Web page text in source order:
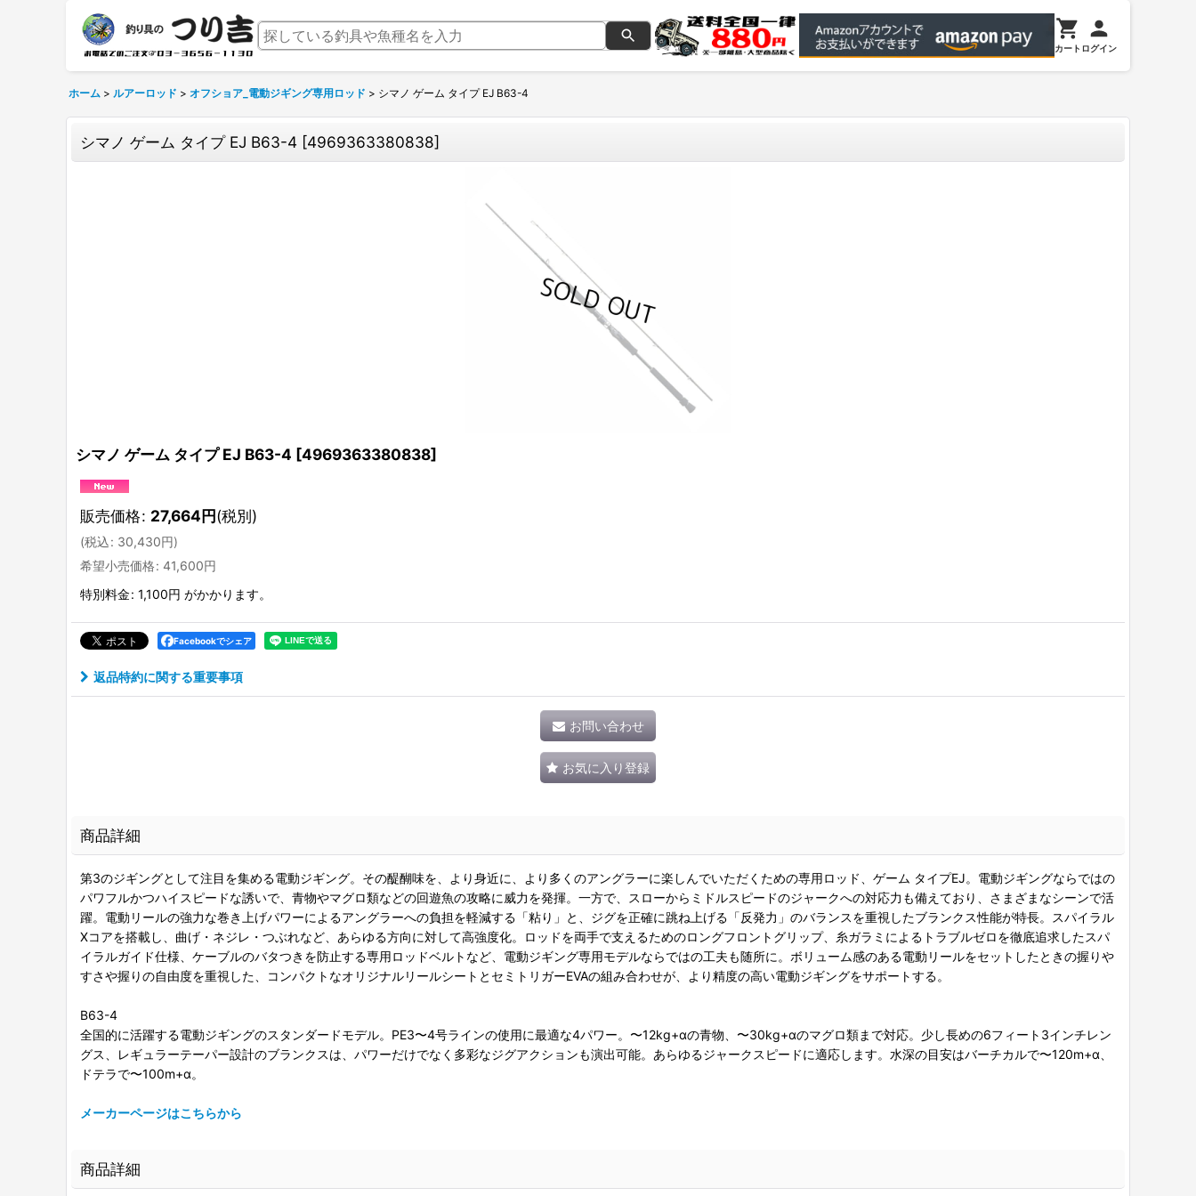
カート ログイン
ホーム > ルアーロッド > オフショア_電動ジギング専用ロッド > シマノ ゲーム タイプ EJ B63-4
シマノ ゲーム タイプ EJ B63-4 [4969363380838]
シマノ ゲーム タイプ EJ B63-4 [4969363380838]
販売価格: 27,664円(税別)
(税込: 30,430円)
希望小売価格: 41,600円
特別料金: 1,100円 がかかります。
Facebookでシェア
返品特約に関する重要事項
お問い合わせ
お気に入り登録
商品詳細
第3のジギングとして注目を集める電動ジギング。その醍醐味を、より身近に、より多くのアングラーに楽しんでいただくための専用ロッド、ゲーム タイプEJ。電動ジギングならではの
パワフルかつハイスピードな誘いで、青物やマグロ類などの回遊魚の攻略に威力を発揮。一方で、スローからミドルスピードのジャークへの対応力も備えており、さまざまなシーンで活
躍。電動リールの強力な巻き上げパワーによるアングラーへの負担を軽減する「粘り」と、ジグを正確に跳ね上げる「反発力」のバランスを重視したブランクス性能が特長。スパイラル
Xコアを搭載し、曲げ・ネジレ・つぶれなど、あらゆる方向に対して高強度化。ロッドを両手で支えるためのロングフロントグリップ、糸ガラミによるトラブルゼロを徹底追求したスパ
イラルガイド仕様、ケーブルのバタつきを防止する専用ロッドベルトなど、電動ジギング専用モデルならではの工夫も随所に。ボリューム感のある電動リールをセットしたときの握りや
すさや握りの自由度を重視した、コンパクトなオリジナルリールシートとセミトリガーEVAの組み合わせが、より精度の高い電動ジギングをサポートする。
B63-4
全国的に活躍する電動ジギングのスタンダードモデル。PE3〜4号ラインの使用に最適な4パワー。〜12kg+αの青物、〜30kg+αのマグロ類まで対応。少し長めの6フィート3インチレン
グス、レギュラーテーパー設計のブランクスは、パワーだけでなく多彩なジグアクションも演出可能。あらゆるジャークスピードに適応します。水深の目安はバーチカルで〜120m+α、
ドテラで〜100m+α。
メーカーページはこちらから
商品詳細